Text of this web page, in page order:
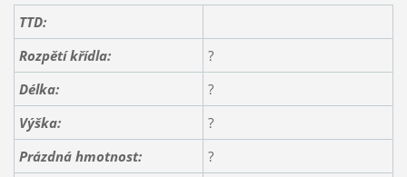
TTD:
Rozpětí křídla:
?
Délka:
?
Výška:
?
Prázdná hmotnost:
?